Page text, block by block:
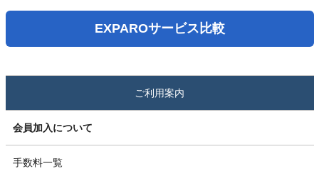
EXPAROサービス比較
ご利用案内
会員加入について
手数料一覧